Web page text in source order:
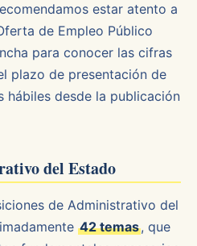
estar atento a
de Empleo Público
para conocer las cifras
plazo de presentación de
hábiles desde la publicación
del Estado
de Administrativo del
42 temas, que